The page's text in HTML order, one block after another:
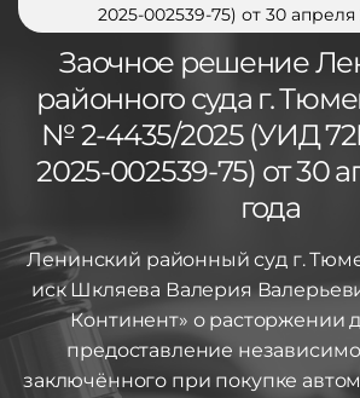
2025-002539-75) от 30 апреля
Заочное решение
районного суда г.
№ 2-4435/2025 (УИД
2025-002539-75) от 30
года
Ленинский районный суд г.
иск Шкляева Валерия
Континент» о расторжении
предоставление
заключённого при покупке